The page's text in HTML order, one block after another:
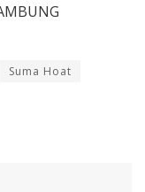
Suma Hoat